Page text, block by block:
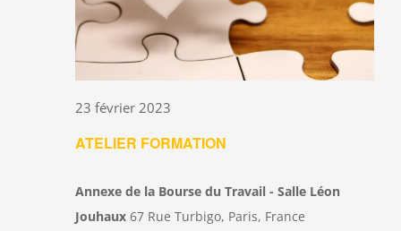
ATELIER FORMATION
23 février 2023
Annexe de la Bourse du Travail - Salle Léon
Jouhaux 67 Rue Turbigo, Paris, France